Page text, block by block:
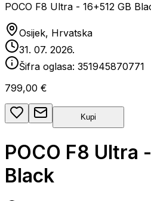
POCO F8 Ultra - 16+512 GB
Osijek, Hrvatska
31. 07. 2026.
Šifra oglasa: 351945870771
799,00 €
Kupi
POCO F8 Ultra
Black